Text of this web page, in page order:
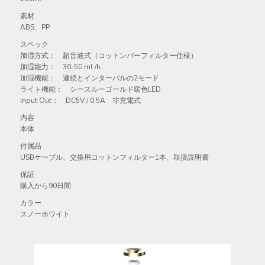
素材
ABS、PP
スペック
加湿方式： 超音波式（コットンバーフィルター仕様）
加湿能力： 30-50 ml /h.
加湿機能： 連続とインターバルの2モード
ライト機能： シースルーゴールド暖色LED
Input Out： DC5V / 0.5A 非充電式
内容
本体
付属品
USBケーブル、交換用コットンフィルター1本、取扱説明書
保証
購入から90日間
カラー
スノーホワイト